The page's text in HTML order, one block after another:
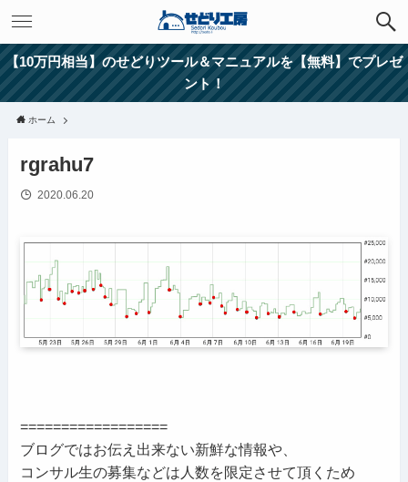
【10万円相当】のせどりツール＆マニュアルを【無料】でプレゼ
ント！
ホーム
rgrahu7
2020.06.20
==================
ブログではお伝え出来ない新鮮な情報や、
コンサル生の募集などは人数を限定させて頂くため